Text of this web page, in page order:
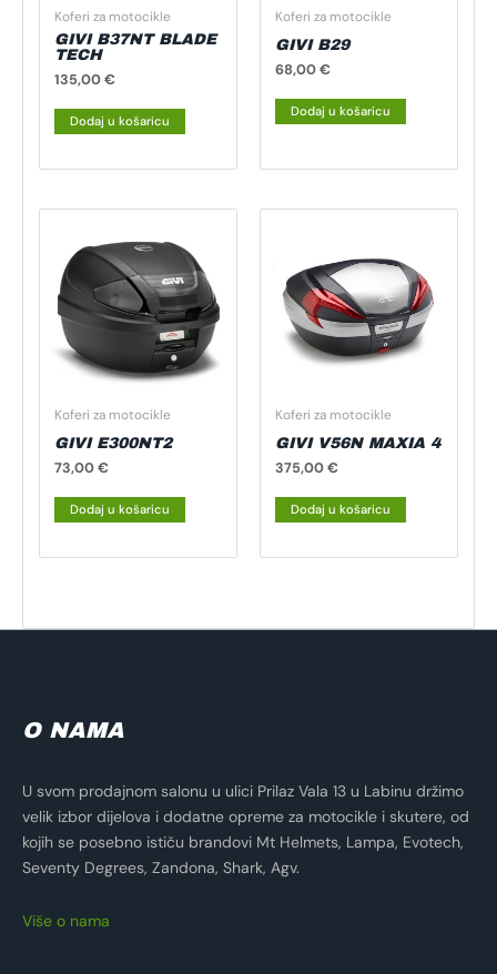
Koferi za motocikle
GIVI B37NT BLADE
TECH
135,00€
Dodaj u košaricu
Koferi za motocikle
GIVI B29
68,00€
Dodaj u košaricu
Koferi za motocikle
GIVI E300NT2
73,00€
Dodaj u košaricu
Koferi za motocikle
GIVI V56N MAXIA 4
375,00€
Dodaj u košaricu
O NAMA
U svom prodajnom salonu u ulici Prilaz Vala 13 u Labinu držimo
velik izbor dijelova i dodatne opreme za motocikle i skutere, od
kojih se posebno ističu brandovi Mt Helmets, Lampa, Evotech,
Seventy Degrees, Zandona, Shark, Agv.
Više o nama